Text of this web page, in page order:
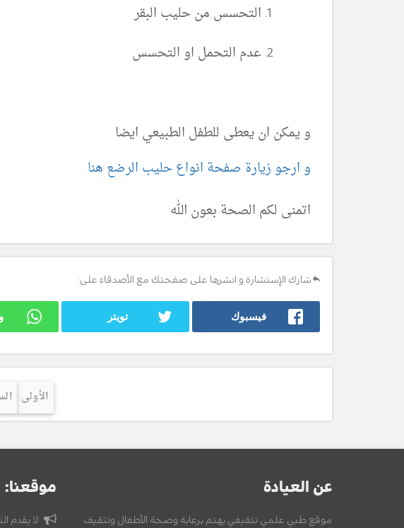
التحسس من حليب البقر
عدم التحمل او التحسس
و يمكن ان يعطى للطفل الطبيعي ايضا
و ارجو زيارة صفحة انواع حليب الرضع هنا
اتمنى لكم الصحة بعون الله
شارك الإستشارة و انشرها على صفحتك مع الأصدقاء على:
فيسبوك تويتر
الأولى
عن العيادة
موقع طبي علمي تثقيفي يهتم برعاية وصحة الأطفال وتثقيف
موقعنا:
لا يقدم